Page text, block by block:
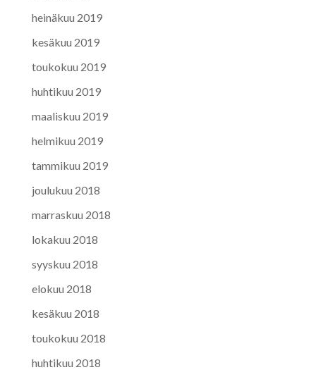
heinäkuu 2019
kesäkuu 2019
toukokuu 2019
huhtikuu 2019
maaliskuu 2019
helmikuu 2019
tammikuu 2019
joulukuu 2018
marraskuu 2018
lokakuu 2018
syyskuu 2018
elokuu 2018
kesäkuu 2018
toukokuu 2018
huhtikuu 2018